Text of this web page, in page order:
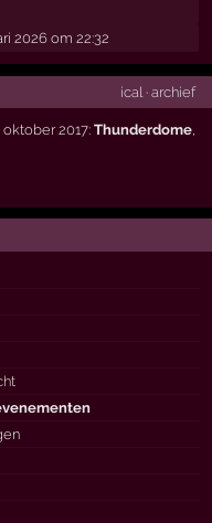
2026 om 22:32
ical · archief
oktober 2017:Thunderdome,